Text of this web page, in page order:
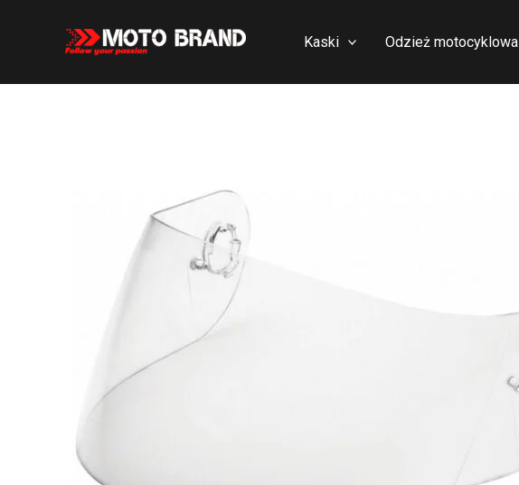
Kaski Odzież motocyklowa